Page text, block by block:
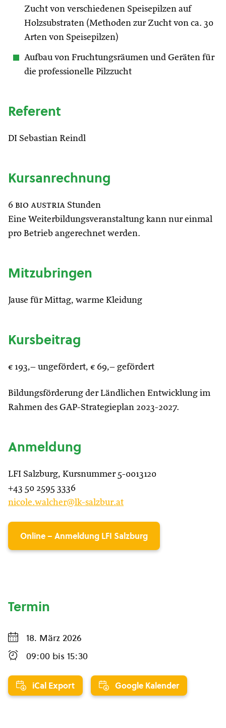
Zucht von verschiedenen Speisepilzen auf
Holzsubstraten (Methoden zur Zucht von ca. 30
Arten von Speisepilzen)
Aufbau von Fruchtungsräumen und Geräten für
die professionelle Pilzzucht
Referent
DI Sebastian Reindl
Kursanrechnung
6 bio austria Stunden
Eine Weiterbildungsveranstaltung kann nur einmal
pro Betrieb angerechnet werden.
Mitzubringen
Jause für Mittag, warme Kleidung
Kursbeitrag
€ 193,– ungefördert, € 69,– gefördert
Bildungsförderung der Ländlichen Entwicklung im
Rahmen des GAP-Strategieplan 2023-2027.
Anmeldung
LFI Salzburg, Kursnummer 5-0013120
+43 50 2595 3336
nicole.walcher@lk-salzbur.at
Online – Anmeldung LFI Salzburg
Termin
18. März 2026
09:00 bis 15:30
iCal Export Google Kalender